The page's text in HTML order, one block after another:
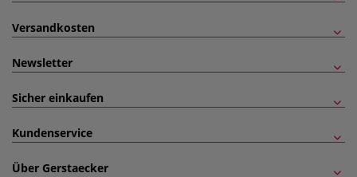
Versandkosten
Newsletter
Sicher einkaufen
Kundenservice
Über Gerstaecker